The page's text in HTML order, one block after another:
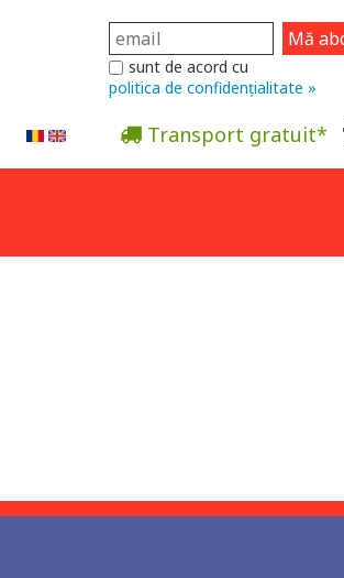
sunt de acord cu
politica de confidențialitate »
Transport gratuit*